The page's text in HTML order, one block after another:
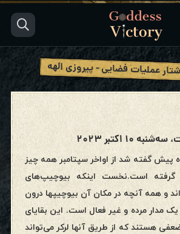
عملیات فضایی - پیروزی الهه
۱۰ اکتبر ۲۰۲۳
پیش گفته شد از اواخر سپتامبر همه چیز
است.نخست اینکه بیوچیپ‌های
و همه آنچه در مکان آن بیوچیپها درون
یک مدار مرده و غیر فعال است. این بقایای
هستند که از طریق آنها لرکر می‌تواند